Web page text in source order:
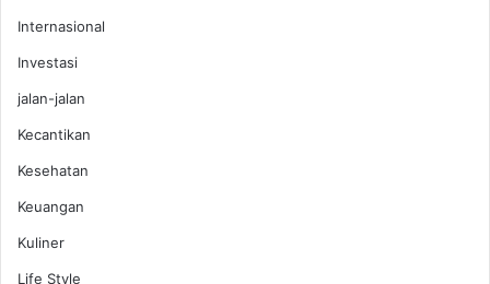
Internasional
Investasi
jalan-jalan
Kecantikan
Kesehatan
Keuangan
Kuliner
Life Style